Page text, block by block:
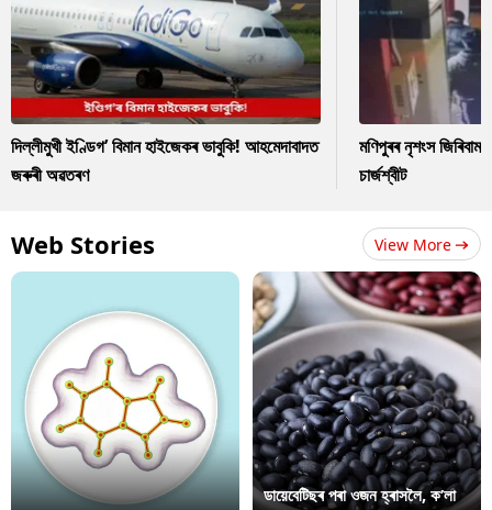
দিল্লীমুখী ইণ্ডিগ’ বিমান হাইজেকৰ ভাবুকি! আহমেদাবাদত
জৰুৰী অৱতৰণ
মণিপুৰৰ নৃশংস জিৰিবাম
চাৰ্জশ্বীট
Web Stories View More
ডায়েবেটিছৰ পৰা ওজন হ্ৰাসলৈ, ক’লা